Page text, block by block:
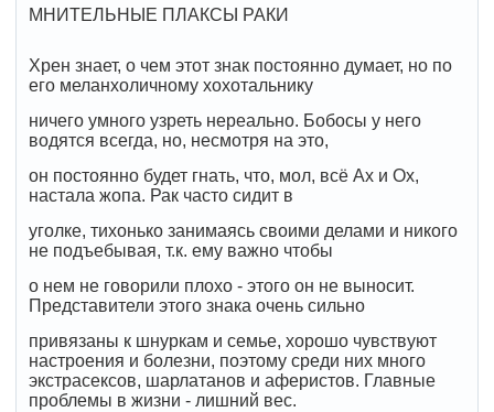
МНИТЕЛЬНЫЕ ПЛАКСЫ РАКИ
Хрен знает, о чем этот знак постоянно думает, но по
его меланхоличному хохотальнику
ничего умного узреть нереально. Бобосы у него
водятся всегда, но, несмотря на это,
он постоянно будет гнать, что, мол, всё Ах и Ох,
настала жопа. Рак часто сидит в
уголке, тихонько занимаясь своими делами и никого
не подъебывая, т.к. ему важно чтобы
о нем не говорили плохо - этого он не выносит.
Представители этого знака очень сильно
привязаны к шнуркам и семье, хорошо чувствуют
настроения и болезни, поэтому среди них много
экстрасексов, шарлатанов и аферистов. Главные
проблемы в жизни - лишний вес.